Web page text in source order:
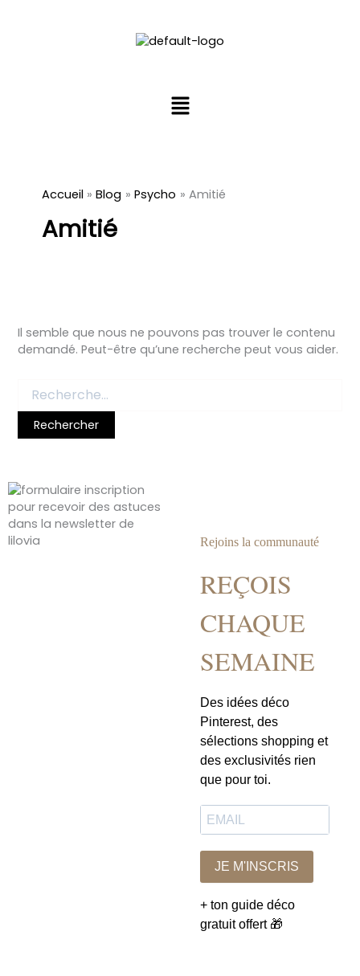
Menu
Accueil Blog Psycho Amitié
Amitié
Il semble que nous ne pouvons pas trouver le contenu
demandé. Peut-être qu’une recherche peut vous aider.
Rejoins la communauté
REÇOIS
CHAQUE
SEMAINE
Des idées déco
Pinterest, des
sélections shopping et
des exclusivités rien
que pour toi.
JE M'INSCRIS
+ ton guide déco
gratuit offert 🎁